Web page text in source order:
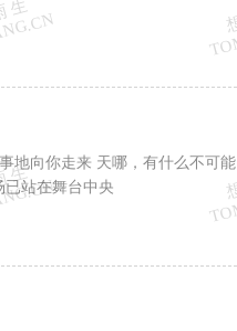
地向你走来 天哪，有什么不可能
出场已站在舞台中央